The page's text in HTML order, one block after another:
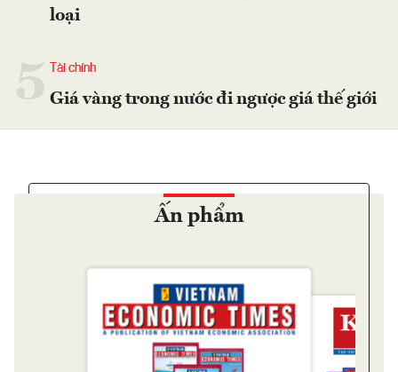
loại
Tài chính
Giá vàng trong nước đi ngược giá thế giới
Ấn phẩm